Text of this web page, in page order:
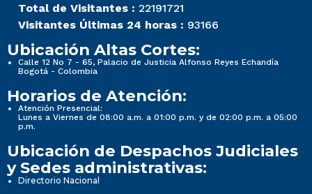
Total de Visitantes : 22191721
Visitantes Últimas 24 horas : 93166
Ubicación Altas Cortes:
Calle 12 No 7 - 65, Palacio de Justicia Alfonso Reyes Echandía
Bogotá - Colombia
Horarios de Atención:
Atención Presencial:
Lunes a Viernes de 08:00 a.m. a 01:00 p.m. y de 02:00 p.m. a 05:00
p.m.
Ubicación de Despachos Judiciales
y Sedes administrativas:
Directorio Nacional